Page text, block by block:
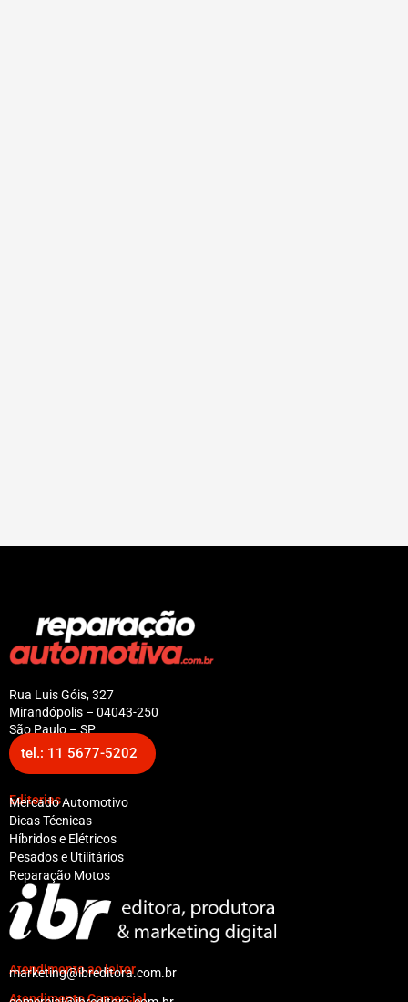
Rua Luis Góis, 327
Mirandópolis – 04043-250
São Paulo – SP
tel.: 11 5677-5202
Editorias
Mercado Automotivo
Dicas Técnicas
Híbridos e Elétricos
Pesados e Utilitários
Reparação Motos
Atendimento ao leitor
marketing@ibreditora.com.br
Atendimento Comercial